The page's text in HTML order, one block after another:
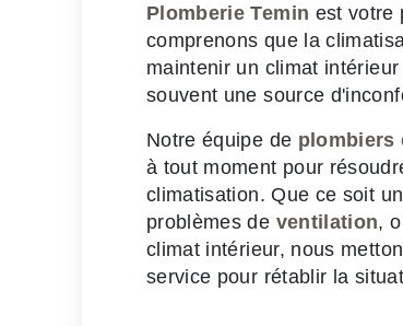
Plomberie Temin est votre
comprenons que la
maintenir un climat
souvent une source
Notre équipe de
à tout moment pour
climatisation. Que ce soit
problèmes de ventilation,
climat intérieur, nous
service pour rétablir la